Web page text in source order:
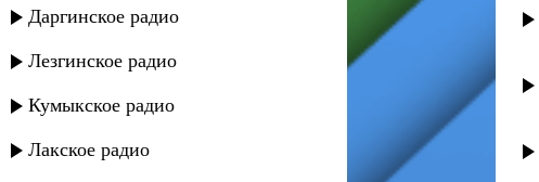
Даргинское радио
Лезгинское радио
Кумыкское радио
Лакское радио